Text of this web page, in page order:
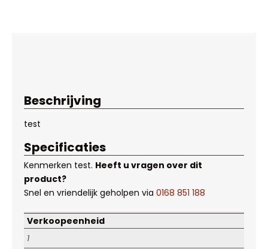
Beschrijving
test
Specificaties
Kenmerken test. Heeft u vragen over dit
product?
Snel en vriendelijk geholpen via 0168 851 188
Verkoopeenheid
1